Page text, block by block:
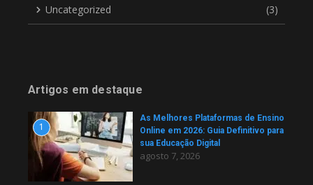
Uncategorized (3)
Artigos em destaque
1
As Melhores Plataformas de Ensino
Online em 2026: Guia Definitivo para
sua Educação Digital
agosto 7, 2026